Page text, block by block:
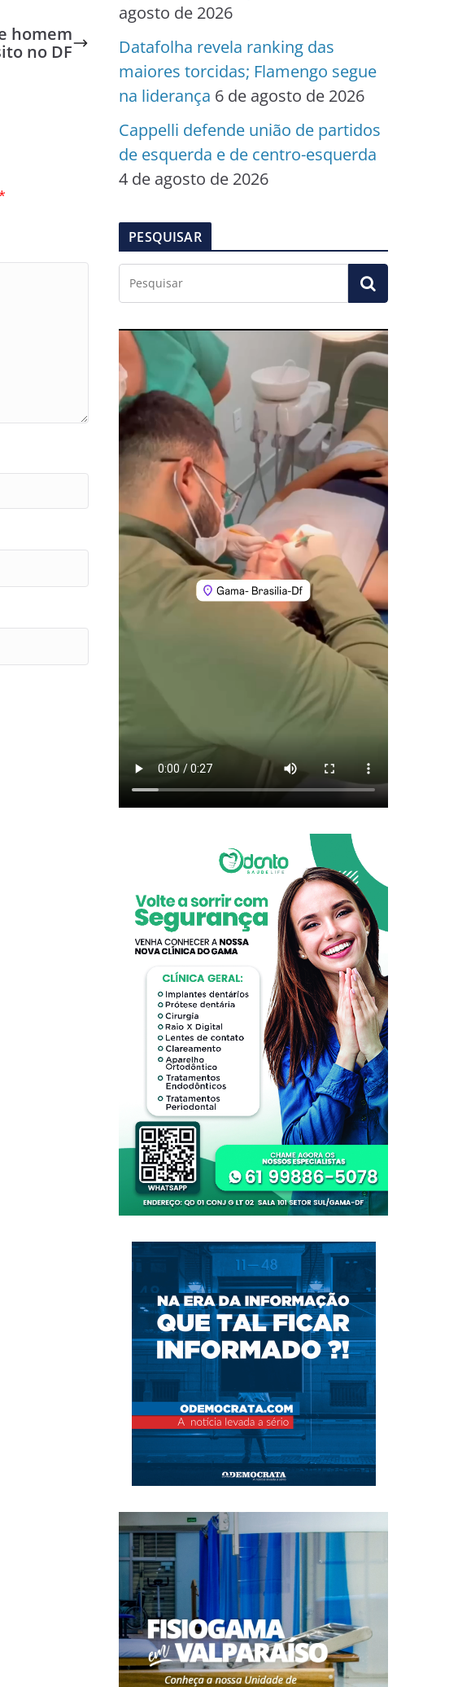
homem
no DF
agosto de 2026
Datafolha revela ranking das
maiores torcidas; Flamengo segue
na liderança 6 de agosto de 2026
Cappelli defende união de partidos
de esquerda e de centro-esquerda
4 de agosto de 2026
PESQUISAR